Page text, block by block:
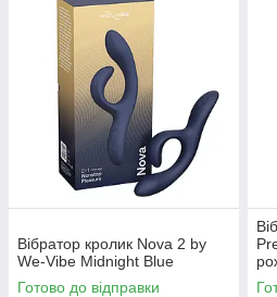
Вібратор кролик Nova 2 by
We-Vibe Midnight Blue
Готово до відправки
16